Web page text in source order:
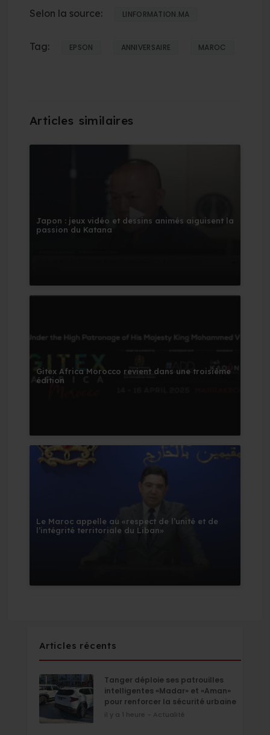
Selon la source: LINFORMATION.MA
Tag: EPSON ANNIVERSAIRE MAROC
Japon : jeux vidéo et dessins animés aiguisent la
passion du Katana
Gitex Africa Morocco revient dans une troisième
édition
Le Maroc appelle au «respect de l’unité et de
l’intégrité territoriale du Liban»
Articles récents
Tanger déploie ses patrouilles
intelligentes «Madar» et «Aman»
pour renforcer la sécurité urbaine
il y a 1 heure - Actualité